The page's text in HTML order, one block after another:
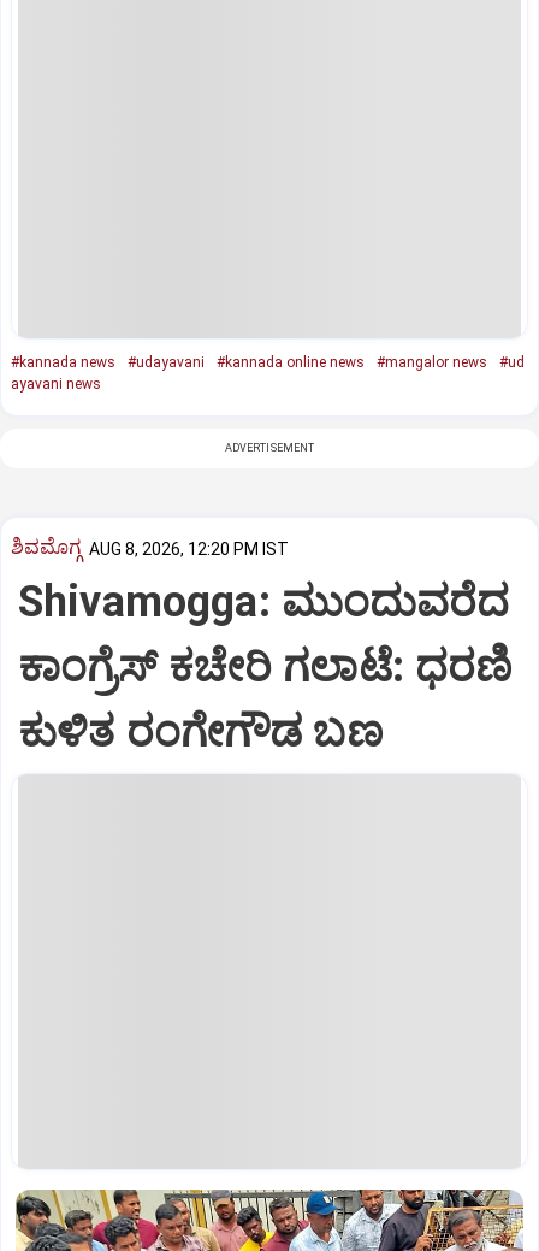
#kannada news #udayavani #kannada online news #mangalor news
#ud
ayavani news
ADVERTISEMENT
ಶಿವಮೊಗ್ಗ AUG 8, 2026, 12:20 PM IST
Shivamogga: ಮುಂದುವರೆದ
ಕಾಂಗ್ರೆಸ್ ಕಚೇರಿ ಗಲಾಟೆ: ಧರಣಿ
ಕುಳಿತ ರಂಗೇಗೌಡ ಬಣ